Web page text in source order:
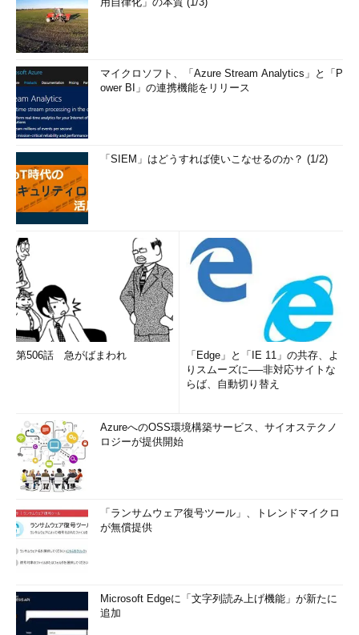
マイクロソフト、「Azure Stream Analytics」と「P
ower BI」の連携機能をリリース
「SIEM」はどうすれば使いこなせるのか？ (1/2)
第506話 急がばまわれ
「Edge」と「IE 11」の共存、よ
りスムーズに──非対応サイトな
らば、自動切り替え
AzureへのOSS環境構築サービス、サイオステクノ
ロジーが提供開始
「ランサムウェア復号ツール」、トレンドマイクロ
が無償提供
Microsoft Edgeに「文字列読み上げ機能」が新たに
追加